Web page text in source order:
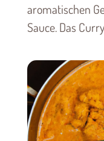
aromatischen
Sauce. Das